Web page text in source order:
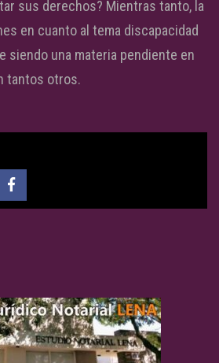
sus derechos? Mientras tanto, la
en cuanto al tema discapacidad
siendo una materia pendiente en
tantos otros.